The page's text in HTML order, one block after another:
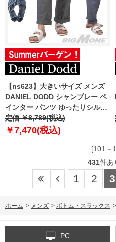
【ns623】大きいサイズ メンズ
DANIEL DODD シャンブレー ペ
インター パンツ ゆったりシルエ
ット 830-d-259003w 【t2501】
定価 ￥8,789(税込)
￥7,470(税込)
[101～
431件あ
1 2 3
ホーム > メンズ > ボトム・スラックス >
PC